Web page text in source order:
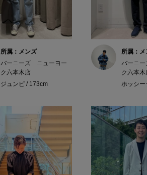
所属：メンズ
バーニーズ ニューヨー
ク六本木店
ジュンピ / 173cm
所属：
バーニ
ク六本木
ホッシ